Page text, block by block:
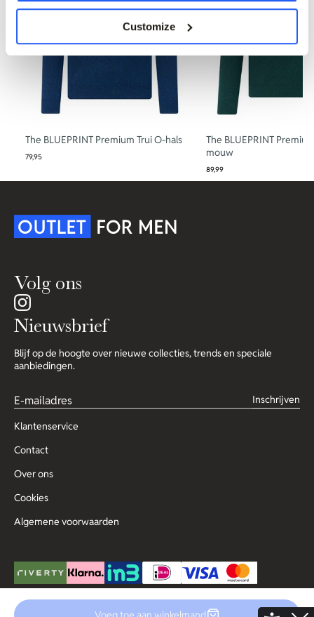
Customize
The BLUEPRINT Premium Trui O-hals
79,95
The BLUEPRINT
mouw
89,99
Volg ons
Nieuwsbrief
Blijf op de hoogte over nieuwe collecties, trends en speciale
aanbiedingen.
Inschrijven
Klantenservice
Contact
Over ons
Cookies
Algemene voorwaarden